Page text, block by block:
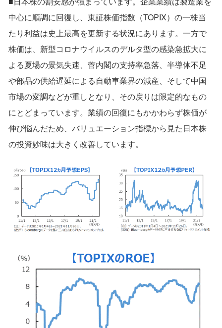
中心に順調に回復し、東証株価指数（TOPIX）の一株当
たり利益は史上最高を更新する状況にあります。一方で
株価は、新型コロナウイルスのデルタ型の感染急拡大に
よる夏場の景気失速、菅内閣の支持率急落、半導体不足
や部品の供給遅延による自動車業界の減産、そして中国
市場の変調などが重しとなり、その戻りは限定的なもの
にとどまっています。業績の回復にもかかわらず株価が
伸び悩んだため、バリュエーション指標から見た日本株
の投資妙味は大きく改善しています。